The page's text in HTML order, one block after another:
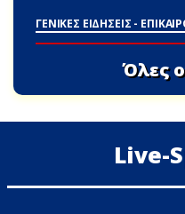
ΓΕΝΙΚΕΣ ΕΙΔΗΣΕΙΣ -
Όλες
Live-